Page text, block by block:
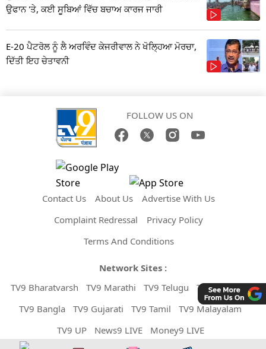
ਉਫਾਨ 'ਤੇ, ਕਈ ਸੂਬਿਆਂ ਵਿੱਚ ਬਚਾਅ ਕਾਰਜ ਜਾਰੀ
E-20 ਪੈਟਰੋਲ ਨੂੰ ਲੈ ਅਰਵਿੰਦ ਕੇਜਰੀਵਾਲ ਨੇ ਖੋਲ੍ਹਿਆ ਮੋਰਚਾ,
ਦਿੱਤੀ ਇਹ ਚੇਤਾਵਨੀ
FOLLOW US ON
Contact Us About Us
Advertise With Us
Complaint Redressal
Privacy Policy
Terms And Conditions
Network Sites :
TV9 Bharatvarsh
TV9 Marathi TV9 Telugu
TV9 Kannada
TV9 Bangla
TV9 Gujarati TV9 Tamil
TV9 Malayalam
TV9 UP
News9 LIVE Money9 LIVE